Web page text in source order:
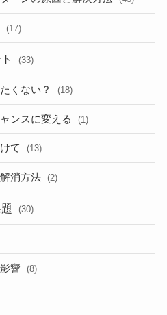
(17)
(33)
くない？ (18)
ンスに変える (1)
て (13)
消方法 (2)
(30)
響 (8)